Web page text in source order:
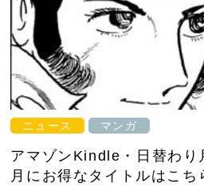
ニュース マンガ
アマゾンKindle・日替わ
月にお得なタイトルはこち